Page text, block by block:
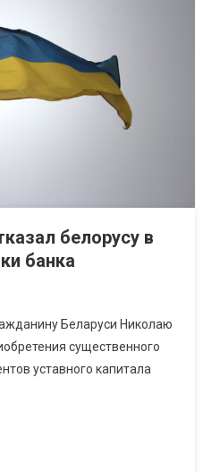
белорусу в
банка
Беларуси Николаю
существенного
уставного капитала